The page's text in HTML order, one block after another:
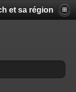
et sa région